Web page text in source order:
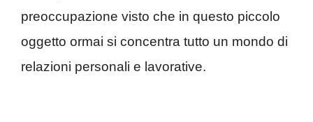
preoccupazione visto che in questo piccolo
oggetto ormai si concentra tutto un mondo di
relazioni personali e lavorative.